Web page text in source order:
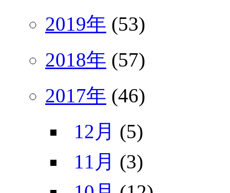
2019年 (53)
2018年 (57)
2017年 (46)
12月 (5)
11月 (3)